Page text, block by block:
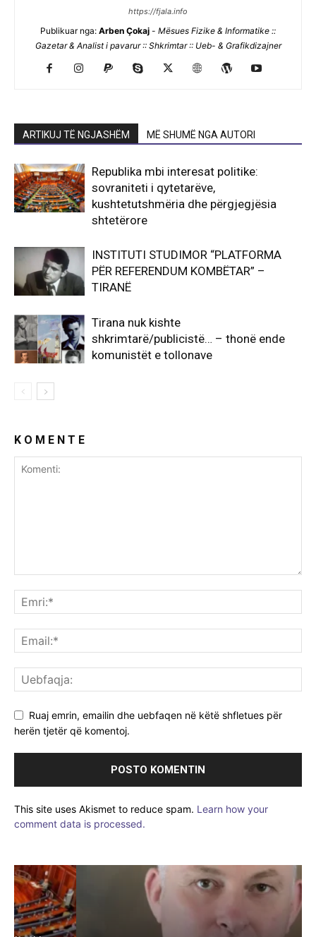
https://fjala.info
Publikuar nga: Arben Çokaj - Mësues Fizike & Informatike ::
Gazetar & Analist i pavarur :: Shkrimtar :: Ueb- & Grafikdizajner
ARTIKUJ TË NGJASHËM MË SHUMË NGA AUTORI
Republika mbi interesat politike:
sovraniteti i qytetarëve,
kushtetutshmëria dhe përgjegjësia
shtetërore
INSTITUTI STUDIMOR “PLATFORMA
PËR REFERENDUM KOMBËTAR” –
TIRANË
Tirana nuk kishte
shkrimtarë/publicistë… – thonë ende
komunistët e tollonave
K O M E N T E
Ruaj emrin, emailin dhe uebfaqen në këtë shfletues për
herën tjetër që komentoj.
This site uses Akismet to reduce spam. Learn how your
comment data is processed.